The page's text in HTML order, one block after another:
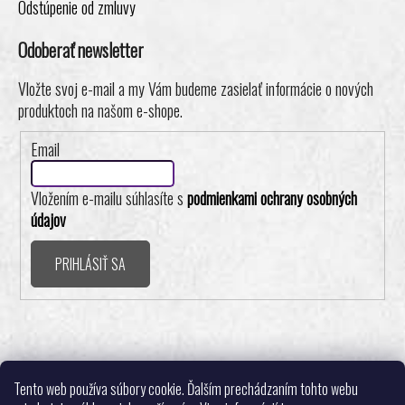
Tento web používa súbory cookie. Ďalším prechádzaním tohto webu
Odstúpenie od zmluvy
Odoberať newsletter
Vložte svoj e-mail a my Vám budeme zasielať informácie o nových
produktoch na našom e-shope.
Email
Vložením e-mailu súhlasíte spodmienkami ochrany osobných
údajov
PRIHLÁSIŤ SA
Realizovalo štúdio ADATELIER